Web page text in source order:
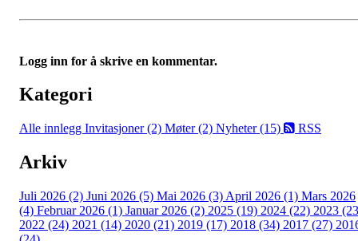
Logg inn for å skrive en kommentar.
Kategori
Alle innlegg Invitasjoner (2) Møter (2) Nyheter (15) RSS
Arkiv
Juli 2026 (2) Juni 2026 (5) Mai 2026 (3) April 2026 (1) Mars 2026
(4) Februar 2026 (1) Januar 2026 (2) 2025 (19) 2024 (22) 2023
2022 (24) 2021 (14) 2020 (21) 2019 (17) 2018 (34) 2017 (27)